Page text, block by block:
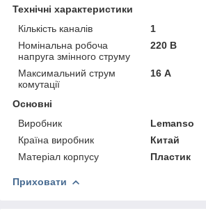
Технічні характеристики
Кількість каналів
1
Номінальна робоча
напруга змінного струму
220 В
Максимальний струм
комутації
16 А
Основні
Виробник
Lemanso
Країна виробник
Китай
Матеріал корпусу
Пластик
Приховати